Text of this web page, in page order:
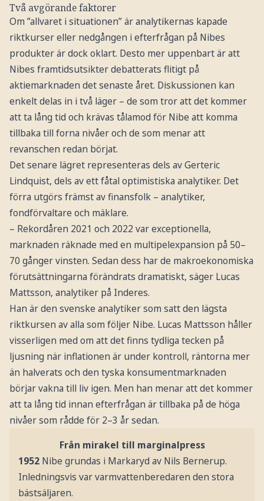
Två avgörande faktorer
Om ”allvaret i situationen” är analytikernas kapade
riktkurser eller nedgången i efterfrågan på Nibes
produkter är dock oklart. Desto mer uppenbart är att
Nibes framtidsutsikter debatterats flitigt på
aktiemarknaden det senaste året. Diskussionen kan
enkelt delas in i två läger – de som tror att det kommer
att ta lång tid och krävas tålamod för Nibe att komma
tillbaka till forna nivåer och de som menar att
revanschen redan börjat.
Det senare lägret representeras dels av Gerteric
Lindquist, dels av ett fåtal optimistiska analytiker. Det
förra utgörs främst av finansfolk – analytiker,
fondförvaltare och mäklare.
– Rekordåren 2021 och 2022 var exceptionella,
marknaden räknade med en multipelexpansion på 50–
70 gånger vinsten. Sedan dess har de makroekonomiska
förutsättningarna förändrats dramatiskt, säger Lucas
Mattsson, analytiker på Inderes.
Han är den svenske analytiker som satt den lägsta
riktkursen av alla som följer Nibe. Lucas Mattsson håller
visserligen med om att det finns tydliga tecken på
ljusning när inflationen är under kontroll, räntorna mer
än halverats och den tyska konsumentmarknaden
börjar vakna till liv igen. Men han menar att det kommer
att ta lång tid innan efterfrågan är tillbaka på de höga
nivåer som rådde för 2–3 år sedan.
Från mirakel till marginalpress
1952 Nibe grundas i Markaryd av Nils Bernerup.
Inledningsvis var varmvattenberedaren den stora
bästsäljaren.